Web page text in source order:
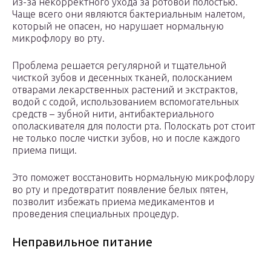
Чаще всего они являются бактериальным налетом,
который не опасен, но нарушает нормальную
микрофлору во рту.
Проблема решается регулярной и тщательной
чисткой зубов и десенных тканей, полосканием
отварами лекарственных растений и экстрактов,
водой с содой, использованием вспомогательных
средств – зубной нити, антибактериального
ополаскивателя для полости рта. Полоскать рот стоит
не только после чистки зубов, но и после каждого
приема пищи.
Это поможет восстановить нормальную микрофлору
во рту и предотвратит появление белых пятен,
позволит избежать приема медикаментов и
проведения специальных процедур.
Неправильное питание